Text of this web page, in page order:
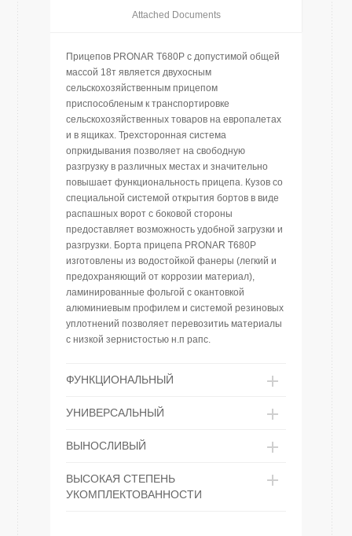
Attached Documents
Прицепов PRONAR T680P с допустимой общей
массой 18т является двухосным
сельскохозяйственным прицепом
приспособленым к транспортировке
сельскохозяйственных товаров на европалетах
и в ящиках. Трехсторонная система
опркидывания позволяет на свободную
разгрузку в различных местах и значительно
повышает функциональность прицепа. Кузов со
специальной системой открытия бортов в виде
распашных ворот с боковой стороны
предоставляет возможность удобной загрузки и
разгрузки. Борта прицепа PRONAR T680P
изготовлены из водостойкой фанеры (легкий и
предохраняющий от коррозии материал),
ламинированные фольгой с окантовкой
алюминиевым профилем и системой резиновых
уплотнений позволяет перевозитиь материалы
с низкой зернистостью н.п рапс.
ФУНКЦИОНАЛЬНЫЙ
УНИВЕРСАЛЬНЫЙ
ВЫНОСЛИВЫЙ
ВЫСОКАЯ СТЕПЕНЬ
УКОМПЛЕКТОВАННОСТИ